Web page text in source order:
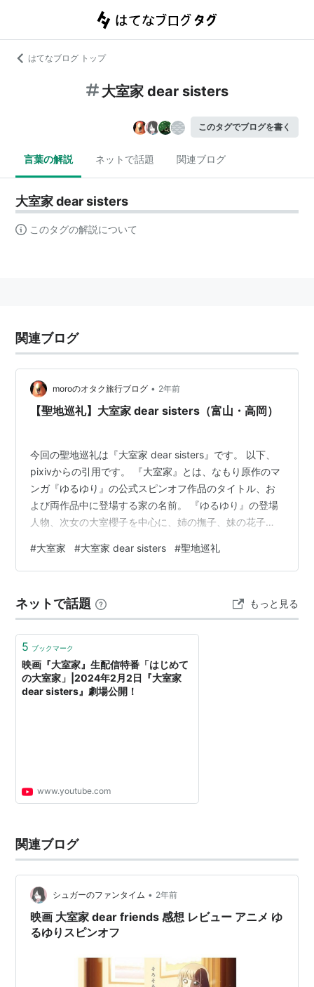
はてなブログ トップ
大室家 dear sisters
このタグでブログを書く
言葉の解説 ネットで話題 関連ブログ
大室家 dear sisters
このタグの解説について
関連ブログ
moroのオタク旅行ブログ • 2年前
【聖地巡礼】大室家 dear sisters（富山・高岡）
今回の聖地巡礼は『大室家 dear sisters』です。 以下、
pixivからの引用です。 『大室家』とは、なもり原作のマ
ンガ『ゆるゆり』の公式スピンオフ作品のタイトル、お
よび両作品中に登場する家の名前。 『ゆるゆり』の登場
人物、次女の大室櫻子を中心に、姉の撫子、妹の花子の3
るゆり作者のなもり先生による公式スピンオフ作品で
す。 原作はゆるゆり同様マンガですが、2023年8月に大
家 dear sisters』が劇場公開されました。 また、2作目の
『大室家 dear friends』が6月…
#大室家 #大室家 dear sisters #聖地巡礼
ネットで話題 もっと見る
5 ブックマーク
映画『大室家』生配信特番「はじめて
の大室家」|2024年2月2日『大室家
dear sisters』劇場公開！
www.youtube.com
関連ブログ
シュガーのファンタイム • 2年前
映画 大室家 dear friends 感想 レビュー アニメ ゆ
るゆりスピンオフ